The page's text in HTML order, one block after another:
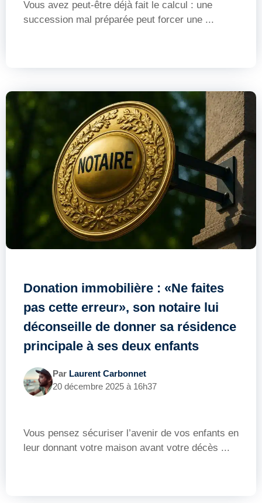
Vous avez peut-être déjà fait le calcul : une
succession mal préparée peut forcer une ...
Donation immobilière : «Ne faites
pas cette erreur», son notaire lui
déconseille de donner sa résidence
principale à ses deux enfants
Par Laurent Carbonnet
20 décembre 2025 à 16h37
Vous pensez sécuriser l’avenir de vos enfants en
leur donnant votre maison avant votre décès ...